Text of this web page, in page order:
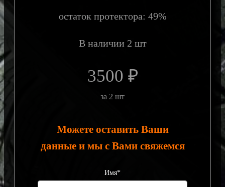
остаток протектора: 49%
В наличии 2 шт
3500 ₽
за 2 шт
Можете оставить Ваши
данные и мы с Вами свяжемся
Имя*